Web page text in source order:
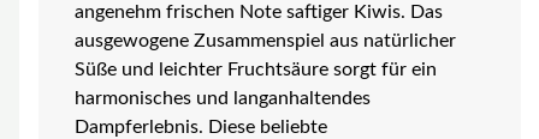
angenehm frischen Note saftiger Kiwis. Das
ausgewogene Zusammenspiel aus natürlicher
Süße und leichter Fruchtsäure sorgt für ein
harmonisches und langanhaltendes
Dampferlebnis. Diese beliebte